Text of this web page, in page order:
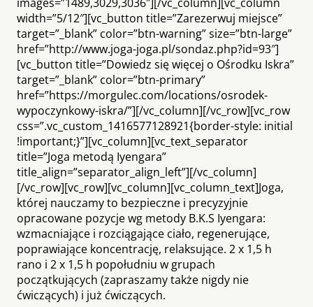
width=”5/12″][vc_button title=”Zarezerwuj miejsce”
target=”_blank” color=”btn-warning” size=”btn-large”
href=”http://www.joga-joga.pl/sondaz.php?id=93″]
[vc_button title=”Dowiedz się więcej o Ośrodku Iskra”
target=”_blank” color=”btn-primary”
href=”https://morgulec.com/locations/osrodek-
wypoczynkowy-iskra/”][/vc_column][/vc_row][vc_row
css=”.vc_custom_1416577128921{border-style: initial
!important;}”][vc_column][vc_text_separator
title=”Joga metodą Iyengara”
title_align=”separator_align_left”][/vc_column]
[/vc_row][vc_row][vc_column][vc_column_text]Joga,
której nauczamy to bezpieczne i precyzyjnie
opracowane pozycje wg metody B.K.S Iyengara:
wzmacniające i rozciągające ciało, regenerujące,
poprawiające koncentrację, relaksujące. 2 x 1,5 h
rano i 2 x 1,5 h popołudniu w grupach
początkujących (zapraszamy także nigdy nie
ćwiczących) i już ćwiczących.